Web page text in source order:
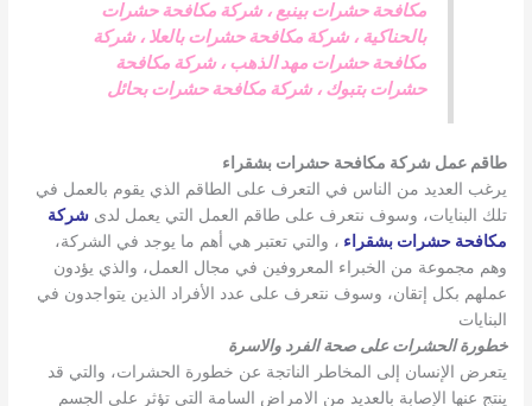
مكافحة حشرات بينبع ،شركة مكافحة حشرات
بالحناكية ،شركة مكافحة حشرات بالعلا ،شركة
مكافحة حشرات مهد الذهب ،شركة مكافحة
حشرات بتبوك ،شركة مكافحة حشرات بحائل
طاقم عمل شركة مكافحة حشرات بشقراء
يرغب العديد من الناس في التعرف على الطاقم الذي يقوم بالعمل في
تلك البنايات، وسوف نتعرف على طاقم العمل التي يعمل لدىشركة
مكافحة حشرات بشقراء ، والتي تعتبر هي أهم ما يوجد في الشركة،
وهم مجموعة من الخبراء المعروفين في مجال العمل، والذي يؤدون
عملهم بكل إتقان، وسوف نتعرف على عدد الأفراد الذين يتواجدون في
البنايات
خطورة الحشرات على صحة الفرد والاسرة
يتعرض الإنسان إلى المخاطر الناتجة عن خطورة الحشرات، والتي قد
ينتج عنها الإصابة بالعديد من الامراض السامة التي تؤثر على الجسم